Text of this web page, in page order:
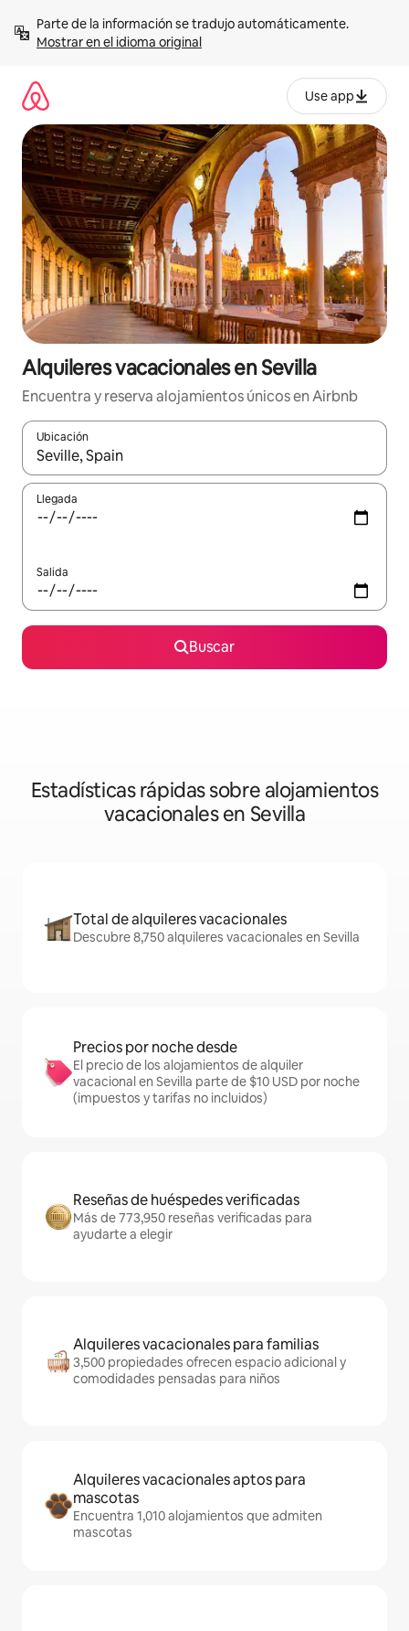
contenidoMostrar en el idioma original
Use app
Alquileres vacacionales en Sevilla
Encuentra y reserva alojamientos únicos en Airbnb
Ubicación
Cuando los resultados estén disponibles, navega con las
Llegada
Salida
Buscar
Estadísticas rápidas sobre alojamientos
vacacionales en Sevilla
Total de alquileres vacacionales
Descubre 8,750 alquileres vacacionales en Sevilla
Precios por noche desde
El precio de los alojamientos de alquiler
vacacional en Sevilla parte de $10 USD por noche
(impuestos y tarifas no incluidos)
Reseñas de huéspedes verificadas
Más de 773,950 reseñas verificadas para
ayudarte a elegir
Alquileres vacacionales para familias
3,500 propiedades ofrecen espacio adicional y
comodidades pensadas para niños
Alquileres vacacionales aptos para
mascotas
Encuentra 1,010 alojamientos que admiten
mascotas